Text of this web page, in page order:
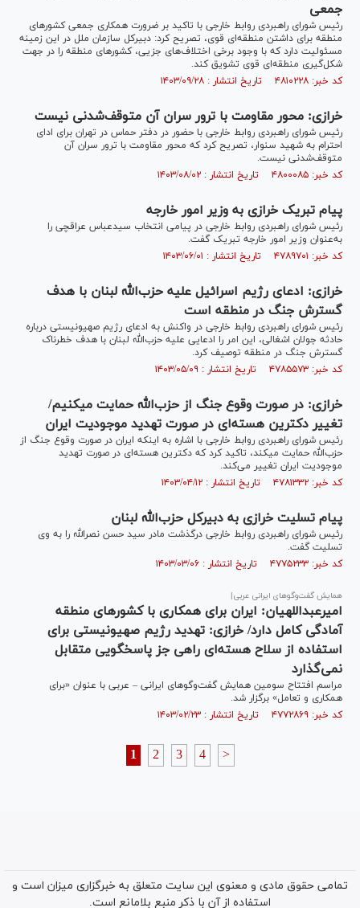
جمعی
رئیس شورای راهبردی روابط خارجی با تاکید بر ضرورت همکاری جمعی کشور‌های
منطقه برای داشتن منطقه‌ای قوی، تصریح کرد: دبیرکل سازمان ملل در این زمینه
مسئولیت دارد که با وجود برخی اختلاف‌های جزیی، کشور‌های منطقه را در جهت
شکل‌گیری منطقه‌ای قوی تشویق کند.
کد خبر: ۴۸۱۰۲۲۸ تاریخ انتشار : ۱۴۰۳/۰۹/۲۸
خرازی: محور مقاومت با ترور سران آن متوقف‌شدنی نیست
رئیس شورای راهبردی روابط خارجی با حضور در دفتر حماس در تهران برای ادای
احترام به شهید سنوار، تصریح کرد که محور مقاومت با ترور سران آن
متوقف‌شدنی نیست.
کد خبر: ۴۸۰۰۰۸۵ تاریخ انتشار : ۱۴۰۳/۰۸/۰۲
پیام تبریک خرازی به وزیر امور خارجه
رئیس شورای راهبردی روابط خارجی در پیامی انتخاب سیدعباس عراقچی را
به‌عنوان وزیر امور خارجه تبریک گفت.
کد خبر: ۴۷۸۹۷۰۱ تاریخ انتشار : ۱۴۰۳/۰۶/۰۱
خرازی: ادعای رژیم اسرائیل علیه حزب‌الله لبنان با هدف
گسترش جنگ در منطقه است
رئیس شورای راهبردی روابط خارجی در واکنش به ادعای رژیم صهیونیستی درباره
حادثه جولان اشغالی، این امر را ادعایی علیه حزب‌الله لبنان با هدف خطرناک
گسترش جنگ در منطقه توصیف کرد.
کد خبر: ۴۷۸۵۵۷۳ تاریخ انتشار : ۱۴۰۳/۰۵/۰۹
خرازی: در صورت وقوع جنگ از حزب‌الله حمایت می‎کنیم/
تغییر دکترین هسته‌ای در صورت تهدید موجودیت ایران
رئیس شورای راهبردی روابط خارجی با اشاره به اینکه ایران در صورت وقوع جنگ از
حزب‌الله حمایت می‎کند، تاکید کرد که دکترین هسته‌ای در صورت تهدید
موجودیت ایران تغییر می‌کند.
کد خبر: ۴۷۸۱۳۳۲ تاریخ انتشار : ۱۴۰۳/۰۴/۱۲
پیام تسلیت خرازی به دبیرکل حزب‌الله لبنان
رئیس شورای راهبردی روابط خارجی درگذشت مادر سید حسن نصرالله را به وی
تسلیت گفت.
کد خبر: ۴۷۷۵۲۳۳ تاریخ انتشار : ۱۴۰۳/۰۳/۰۶
همایش گفت‌وگوهای ایرانی عربی|
امیرعبداللهیان: ایران برای همکاری با کشور‌های منطقه
آمادگی کامل دارد/ خرازی: تهدید رژیم صهیونیستی برای
استفاده از سلاح هسته‌ای راهی جز پاسخگویی متقابل
نمی‌گذارد
مراسم افتتاح سومین همایش گفت‌وگو‌های ایرانی – عربی با عنوان «برای
همکاری و تعامل» برگزار شد.
کد خبر: ۴۷۷۲۸۶۹ تاریخ انتشار : ۱۴۰۳/۰۲/۲۳
1 2 3 4 >
تمامی حقوق مادی و معنوی این سایت متعلق به خبرگزاری میزان است و
استفاده از آن با ذکر منبع بلامانع است.